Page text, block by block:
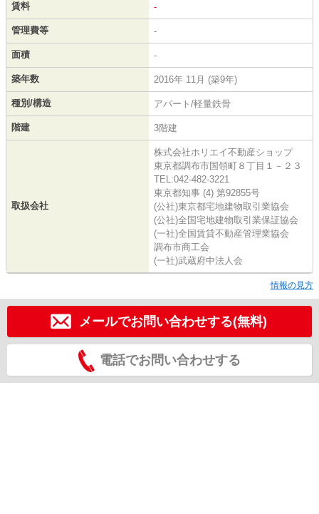
賃料 -
管理費等 -
面積 -
築年数 2016年 11月 (築9年)
種別/構造 アパート/軽量鉄骨
階建 3階建
取扱会社
株式会社ホリエイ不動産ショップ
東京都調布市国領町８丁目１－２３
TEL:042-482-3221
東京都知事 (4) 第92855号
(公社)東京都宅地建物取引業協会
(公社)全国宅地建物取引業保証協会
(一社)全国賃貸不動産管理業協会
調布市商工会
(一社)武蔵府中法人会
情報の見方
メールでお問い合わせする(無料)
電話でお問い合わせする